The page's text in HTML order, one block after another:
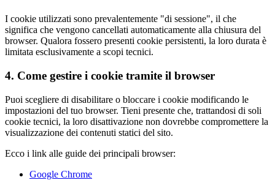
I cookie utilizzati sono prevalentemente "di sessione", il che
significa che vengono cancellati automaticamente alla chiusura del
browser. Qualora fossero presenti cookie persistenti, la loro durata è
limitata esclusivamente a scopi tecnici.
4. Come gestire i cookie tramite il browser
Puoi scegliere di disabilitare o bloccare i cookie modificando le
impostazioni del tuo browser. Tieni presente che, trattandosi di soli
cookie tecnici, la loro disattivazione non dovrebbe compromettere la
visualizzazione dei contenuti statici del sito.
Ecco i link alle guide dei principali browser:
Google Chrome